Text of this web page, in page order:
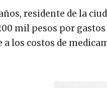
residente de la
mil pesos por
los costos de